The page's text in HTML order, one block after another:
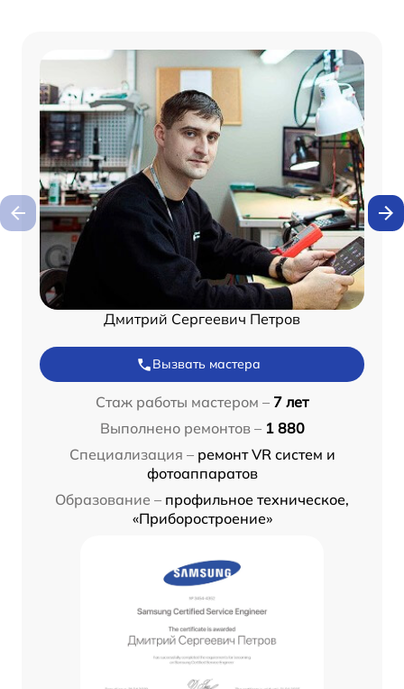
Дмитрий Сергеевич Петров
Вызвать мастера
Стаж работы мастером – 7 лет
Выполнено ремонтов – 1 880
Специализация – ремонт VR систем и
фотоаппаратов
Образование – профильное техническое,
«Приборостроение»